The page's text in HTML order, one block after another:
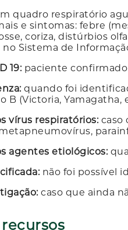
quadro respiratório
e sintomas: febre
coriza, distúrbios
no Sistema de
19: paciente confirmado
quando foi
B (Victoria, Yamagatha,
vírus respiratórios: caso
agentes etiológicos:
não foi possível
caso que ainda